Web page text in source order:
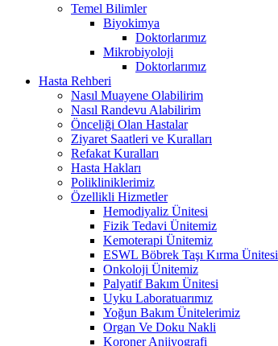
Temel Bilimler
Biyokimya
Doktorlarımız
Mikrobiyoloji
Doktorlarımız
Hasta Rehberi
Nasıl Muayene Olabilirim
Nasıl Randevu Alabilirim
Önceliği Olan Hastalar
Ziyaret Saatleri ve Kuralları
Refakat Kuralları
Hasta Hakları
Polikliniklerimiz
Özellikli Hizmetler
Hemodiyaliz Ünitesi
Fizik Tedavi Ünitemiz
Kemoterapi Ünitemiz
ESWL Böbrek Taşı Kırma Ünitesi
Onkoloji Ünitemiz
Palyatif Bakım Ünitesi
Uyku Laboratuarımız
Yoğun Bakım Ünitelerimiz
Organ Ve Doku Nakli
Koroner Anjiyografi